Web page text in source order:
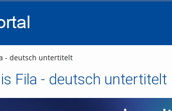
- deutsch untertitelt
Fila - deutsch untertitelt